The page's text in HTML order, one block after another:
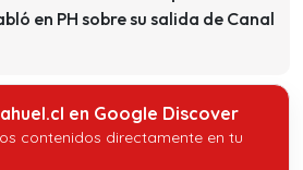
en PH sobre su salida de Canal
en Google Discover
contenidos directamente en tu